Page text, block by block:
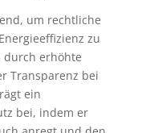
um rechtliche
zu
erhöhte
Transparenz bei
ein
bei, indem er